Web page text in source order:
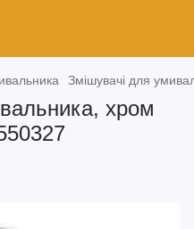
Змішувачі для
хром